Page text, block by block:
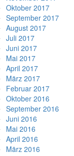
Oktober 2017
September 2017
August 2017
Juli 2017
Juni 2017
Mai 2017
April 2017
März 2017
Februar 2017
Oktober 2016
September 2016
Juni 2016
Mai 2016
April 2016
März 2016